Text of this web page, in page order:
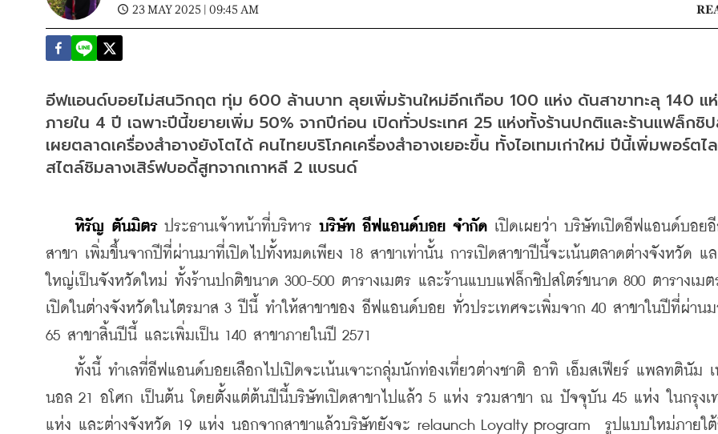
23 MAY 2025 | 09:45 AM
อีฟแอนด์บอยไม่สนวิกฤต ทุ่ม 600 ล้านบาท ลุยเพิ่มร้านใหม่อีกเกือบ 100 แห่ง ดันสาขาทะลุ 140 แ
ภายใน 4 ปี เฉพาะปีนี้ขยายเพิ่ม 50% จากปีก่อน เปิดทั่วประเทศ 25 แห่งทั้งร้านปกติและร้านแฟล็กชิ
เผยตลาดเครื่องสำอางยังโตได้ คนไทยบริโภคเครื่องสำอางเยอะขึ้น ทั้งไอเทมเก่าใหม่ ปีนี้เพิ่มพอร์ตไ
สไตล์ชิมลางเสิร์ฟบอดี้สูทจากเกาหลี 2 แบรนด์
หิรัญ ตันมิตร ประธานเจ้าหน้าที่บริหาร บริษัท อีฟแอนด์บอย จำกัด เปิดเผยว่า บริษัทเปิดอีฟแอนด์บอย
สาขา เพิ่มขึ้นจากปีที่ผ่านมาที่เปิดไปทั้งหมดเพียง 18 สาขาเท่านั้น การเปิดสาขาปีนี้จะเน้นตลาดต่างจังหวัด แ
ใหญ่เป็นจังหวัดใหม่ ทั้งร้านปกติขนาด 300-500 ตารางเมตร และร้านแบบแฟล็กชิปสโตร์ขนาด 800 ตารางเมต
เปิดในต่างจังหวัดในไตรมาส 3 ปีนี้ ทำให้สาขาของ อีฟแอนด์บอย ทั่วประเทศจะเพิ่มจาก 40 สาขาในปีที่ผ่านม
65 สาขาสิ้นปีนี้ และเพิ่มเป็น 140 สาขาภายในปี 2571
ทั้งนี้ ทำเลที่อีฟแอนด์บอยเลือกไปเปิดจะเน้นเจาะกลุ่มนักท่องเที่ยวต่างชาติ อาทิ เอ็มสเฟียร์ แพลทตินัม เ
นอล 21 อโศก เป็นต้น โดยตั้งแต่ต้นปีนี้บริษัทเปิดสาขาไปแล้ว 5 แห่ง รวมสาขา ณ ปัจจุบัน 45 แห่ง ในกรุงเ
แห่ง และต่างจังหวัด 19 แห่ง นอกจากสาขาแล้วบริษัทยังจะ relaunch Loyalty program  รูปแบบใหม่ภายใ